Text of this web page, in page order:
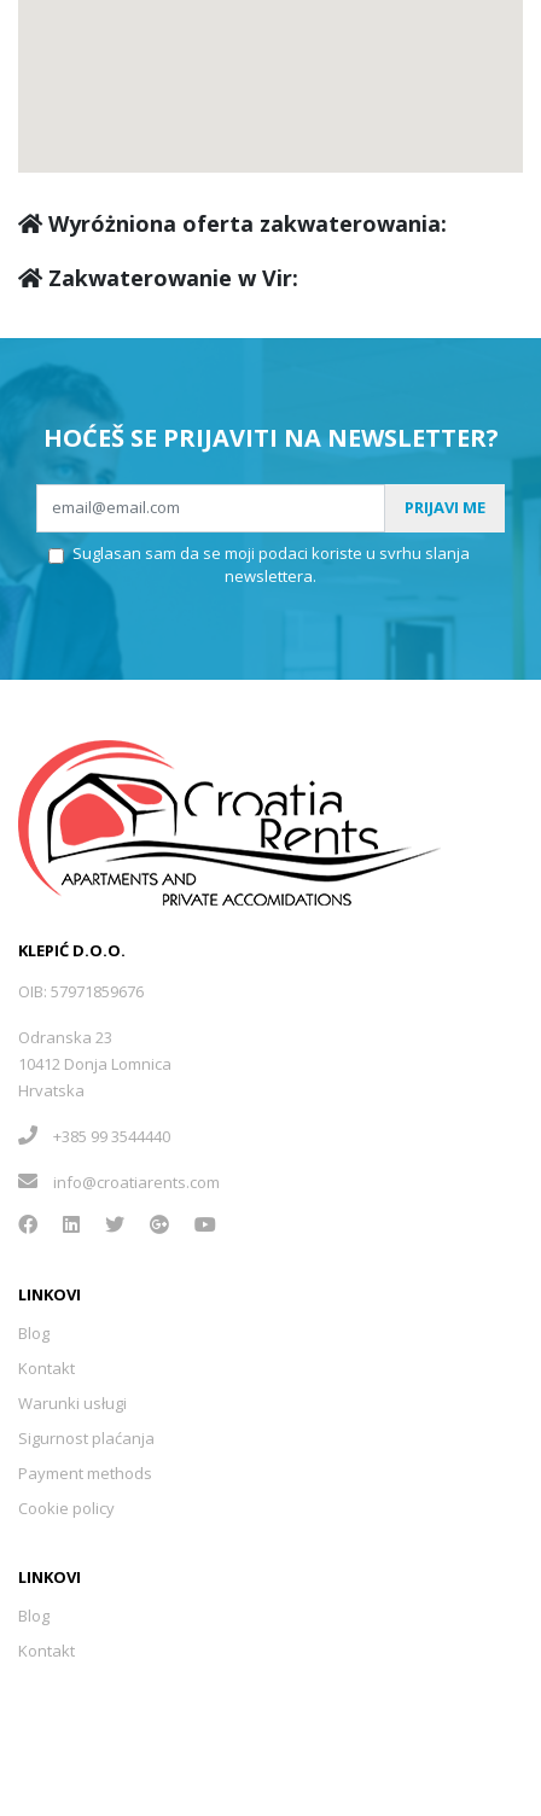
Wyróżniona oferta zakwaterowania:
Zakwaterowanie w Vir:
HOĆEŠ SE PRIJAVITI NA NEWSLETTER?
PRIJAVI ME
Suglasan sam da se moji podaci koriste u svrhu slanja
newslettera.
KLEPIĆ D.O.O.
OIB: 57971859676
Odranska 23
10412 Donja Lomnica
Hrvatska
+385 99 3544440
info@croatiarents.com
LINKOVI
Blog
Kontakt
Warunki usługi
Sigurnost plaćanja
Payment methods
Cookie policy
LINKOVI
Blog
Kontakt